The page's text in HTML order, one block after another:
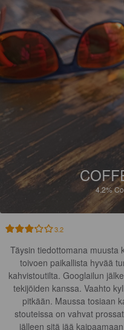
4.2%
3.2
Täysin tiedottomana muusta
toivoen paikallista hyvää
kahvistoutilta. Googlailun
tekijöiden kanssa. Vaahto
pitkään. Maussa tosiaan
stouteissa on vahvat
jälleen sitä jää